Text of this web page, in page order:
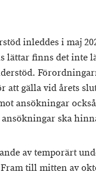
inleddes i maj
lättar finns det inte
att gälla vid årets
ansökningar
ska
av temporärt
till mitten av